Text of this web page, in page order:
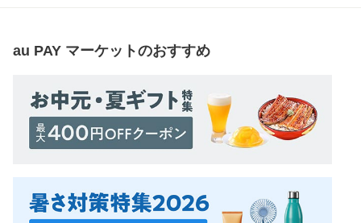
au PAY マーケットのおすすめ